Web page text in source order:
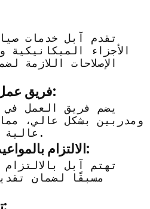
تقدم آبل خدمات
الأجزاء الميكانيكية
الإصلاحات اللازمة
5. فريق عمل متخصص ومدرب:
يضم فريق العمل
ومدربين بشكل عالي،
عالية الجودة والاحترافية.
6. الالتزام بالمواعيد والجدولة الدقيقة:
تهتم آبل
مسبقًا لضمان